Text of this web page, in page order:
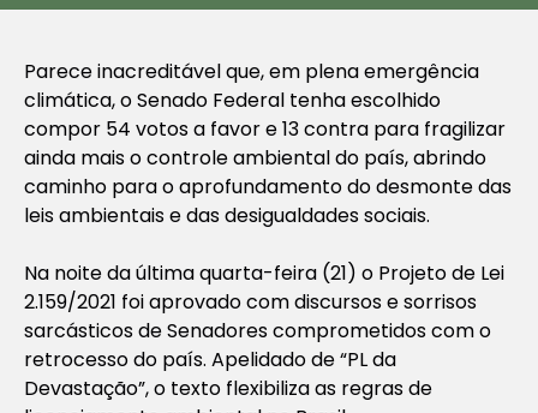
Parece inacreditável que, em plena emergência
climática, o Senado Federal tenha escolhido
compor 54 votos a favor e 13 contra para fragilizar
ainda mais o controle ambiental do país, abrindo
caminho para o aprofundamento do desmonte das
leis ambientais e das desigualdades sociais.
Na noite da última quarta-feira (21) o Projeto de Lei
2.159/2021 foi aprovado com discursos e sorrisos
sarcásticos de Senadores comprometidos com o
retrocesso do país. Apelidado de “PL da
Devastação”, o texto flexibiliza as regras de